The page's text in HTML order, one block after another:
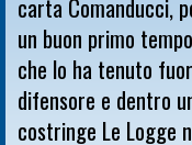
carta Comanducci,
un buon primo
che lo ha tenuto
difensore e dentro
costringe Le Logge